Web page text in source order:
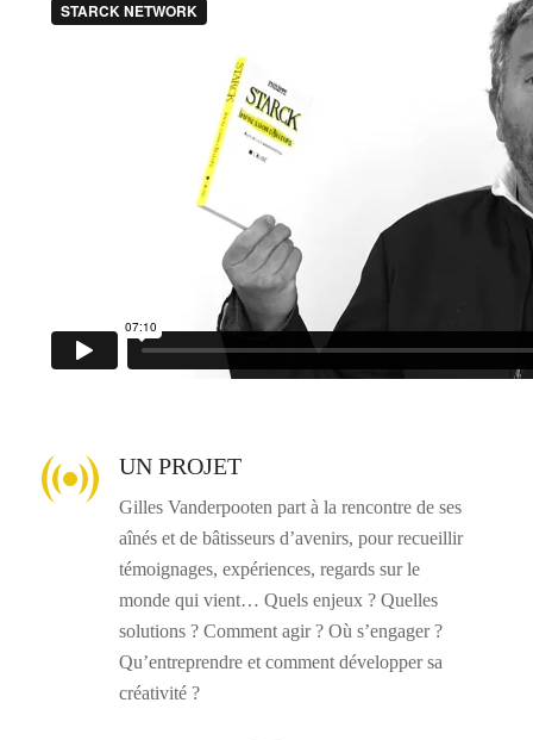
UN PROJET
Gilles Vanderpooten part à la rencontre de ses
aînés et de bâtisseurs d’avenirs, pour recueillir
témoignages, expériences, regards sur le
monde qui vient… Quels enjeux ? Quelles
solutions ? Comment agir ? Où s’engager ?
Qu’entreprendre et comment développer sa
créativité ?